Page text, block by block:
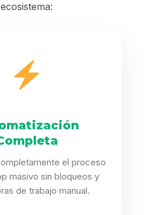
ecosistema:
el proceso
masivo sin bloqueos y
de trabajo manual.